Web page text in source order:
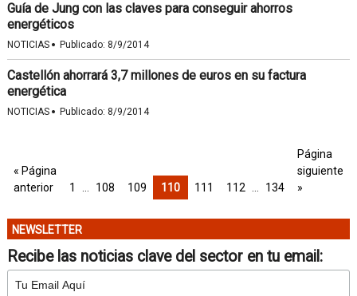
Guía de Jung con las claves para conseguir ahorros
energéticos
NOTICIAS · Publicado: 8/9/2014
Castellón ahorrará 3,7 millones de euros en su factura
energética
NOTICIAS · Publicado: 8/9/2014
« Página
anterior
1 108 109 110 111 112 134
Página
siguiente
»
NEWSLETTER
Recibe las noticias clave del sector en tu email: